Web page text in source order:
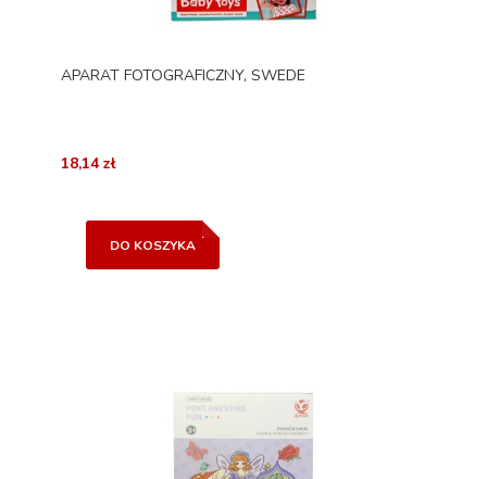
APARAT FOTOGRAFICZNY, SWEDE
18,14 zł
DO KOSZYKA